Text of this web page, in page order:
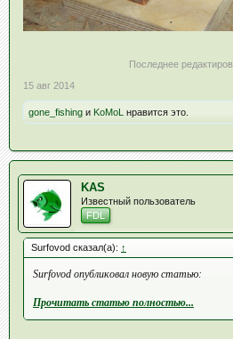
Последнее
15 авг 2014
gone_fishing и KoMoL нравится это.
KAS
Известный пользователь
FDL
Surfovod сказал(а): ↑
Surfovod опубликовал новую статью:
Прочитать статью полностью...